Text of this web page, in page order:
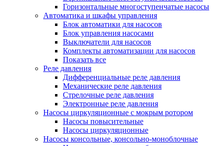
Горизонтальные многоступенчатые насосы
Автоматика и шкафы управления
Блок автоматики для насосов
Блок управления насосами
Выключатели для насосов
Комплекты автоматизации для насосов
Показать все
Реле давления
Дифференциальные реле давления
Механические реле давления
Стрелочные реле давления
Электронные реле давления
Насосы циркуляционные с мокрым ротором
Насосы повысительные
Насосы циркуляционные
Насосы консольные, консольно-моноблочные